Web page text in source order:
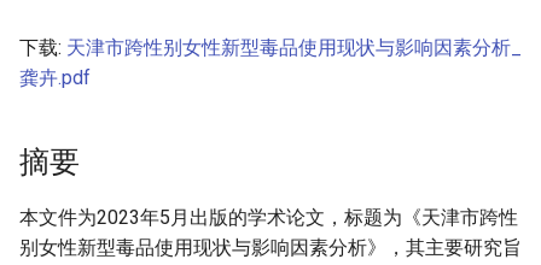
索
下载: 天津市跨性别女性新型毒品使用现状与影响因素分析_
龚卉.pdf
摘要
本文件为2023年5月出版的学术论文，标题为《天津市跨性
别女性新型毒品使用现状与影响因素分析》，其主要研究旨